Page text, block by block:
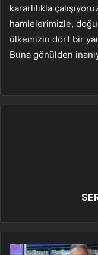
kararlılıkla
hamlelerimizle,
ülkemizin dört bir
Buna gönülden